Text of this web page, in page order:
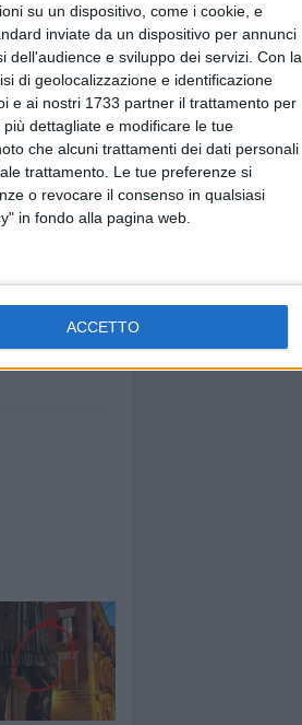
su un dispositivo, come i cookie, e
inviate da un dispositivo per annunci
e sviluppo dei servizi. Con la
di geolocalizzazione e identificazione
e ai nostri 1733 partner il trattamento per
dettagliate e modificare le tue
che alcuni trattamenti dei dati personali
trattamento. Le tue preferenze si
o revocare il consenso in qualsiasi
in fondo alla pagina web.
ACCETTO
città e
di iniziare
culturale
deve
offre. Il
Lo
i